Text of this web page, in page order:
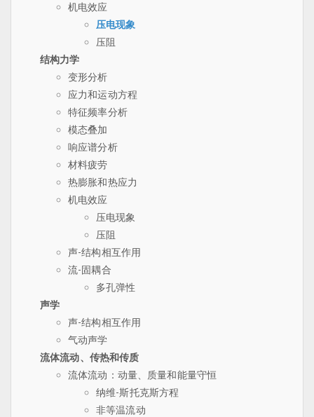
机电效应
压电现象
压阻
结构力学
变形分析
应力和运动方程
特征频率分析
模态叠加
响应谱分析
材料疲劳
热膨胀和热应力
机电效应
压电现象
压阻
声-结构相互作用
流-固耦合
多孔弹性
声学
声-结构相互作用
气动声学
流体流动、传热和传质
流体流动：动量、质量和能量守恒
纳维-斯托克斯方程
非等温流动